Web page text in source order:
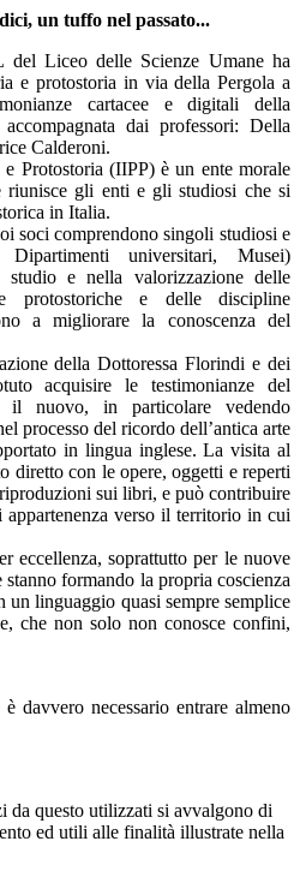
un tuffo nel passato...
Liceo delle Scienze Umane ha
e protostoria in via della Pergola a
cartacee e digitali della
dai professori: Della
Calderoni.
Protostoria (IIPP) è un ente morale
riunisce gli enti e gli studiosi che si
in Italia.
soci comprendono singoli studiosi e
Dipartimenti universitari, Musei)
e nella valorizzazione delle
protostoriche e delle discipline
a migliorare la conoscenza del
della Dottoressa Florindi e dei
acquisire le testimonianze del
il nuovo, in particolare vedendo
processo del ricordo dell’antica arte
in lingua inglese. La visita al
diretto con le opere, oggetti e reperti
sui libri, e può contribuire
appartenenza verso il territorio in cui
eccellenza, soprattutto per le nuove
formando la propria coscienza
linguaggio quasi sempre semplice
che non solo non conosce confini,
davvero necessario entrare almeno
da questo utilizzati si avvalgono di
ed utili alle finalità illustrate nella